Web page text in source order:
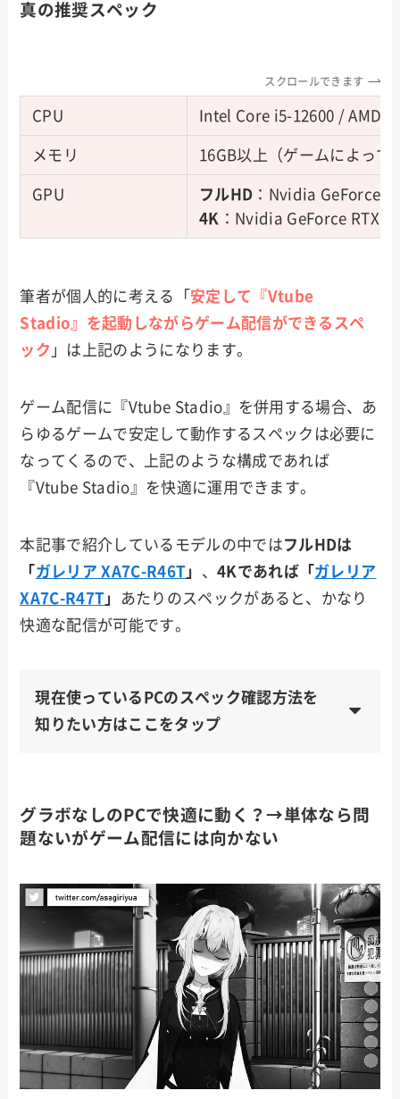
真の推奨スペック
スクロールできます
CPU Intel Core i5-12600 / AMD
メモリ 16GB以上（ゲームによって
GPU フルHD ：Nvidia GeForce
4K ：Nvidia GeForce RTX
筆者が個人的に考える「 安定して『Vtube
Stadio』を起動しながらゲーム配信ができるスペ
ック 」は上記のようになります。
ゲーム配信に『Vtube Stadio』を併用する場合、あ
らゆるゲームで安定して動作するスペックは必要に
なってくるので、上記のような構成であれば
『Vtube Stadio』を快適に運用できます。
本記事で紹介しているモデルの中ではフルHDは
「 ガレリア XA7C-R46T 」 、 4Kであれば「 ガレリア
XA7C-R47T 」
あたりのスペックがあると、かなり
快適な配信が可能です。
現在使っているPCのスペック確認方法を
知りたい方はここをタップ
グラボなしのPCで快適に動く？→単体なら問
題ないがゲーム配信には向かない